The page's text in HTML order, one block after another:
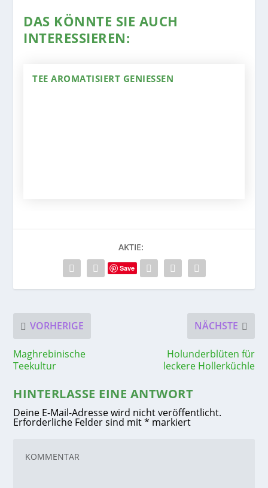
DAS KÖNNTE SIE AUCH
INTERESSIEREN:
TEE AROMATISIERT GENIESSEN
AKTIE:
Save
VORHERIGE
Maghrebinische
Teekultur
NÄCHSTE
Holunderblüten für
leckere Hollerküchle
HINTERLASSE EINE ANTWORT
Deine E-Mail-Adresse wird nicht veröffentlicht.
Erforderliche Felder sind mit* markiert